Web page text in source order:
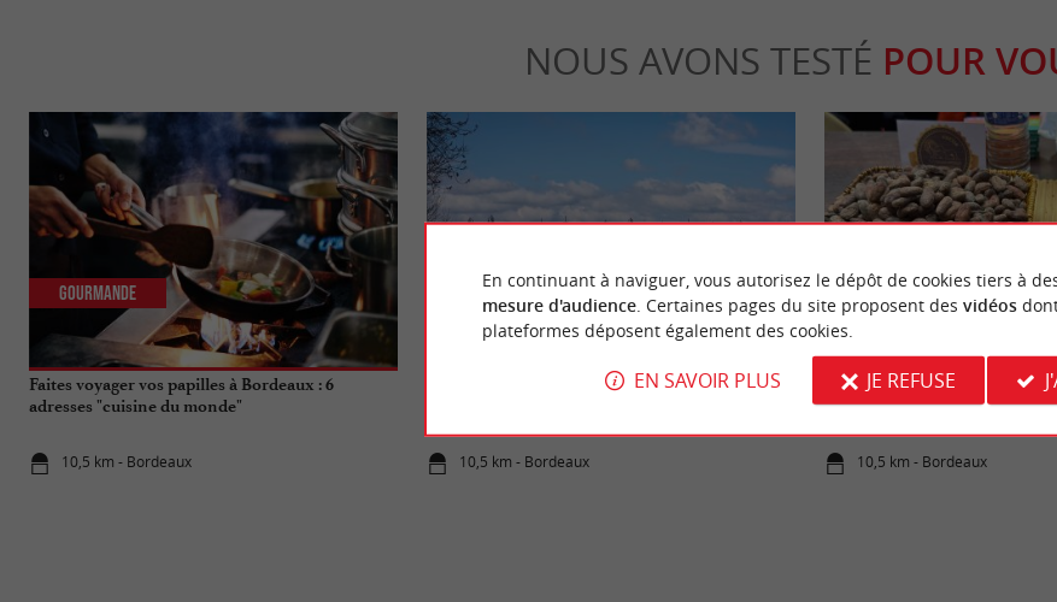
NOUS AVONS TESTÉ POUR
Faites voyager vos papilles à Bordeaux : 6
adresses "cuisine du monde"
10,5 km - Bordeaux
Gourmande
Travaux du Pont de Pierre à Bordeaux : Tout ce
10,5 km - Bordeaux
Actualités
Festival Showcolat Bordeaux
immersion au pays du cacao
10,5 km - Bordeaux
Gourmande
En continuant à naviguer, vous autorisez le dépôt de cookies tiers à
mesure d'audience. Certaines pages du site proposent des vidéos
plateformes déposent également des cookies.
EN SAVOIR PLUS JE REFUSE